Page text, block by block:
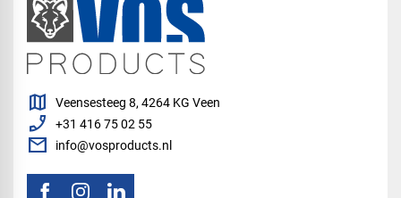
map Veensesteeg 8, 4264 KG Veen
phone_enabled +31 416 75 02 55
mail info@vosproducts.nl